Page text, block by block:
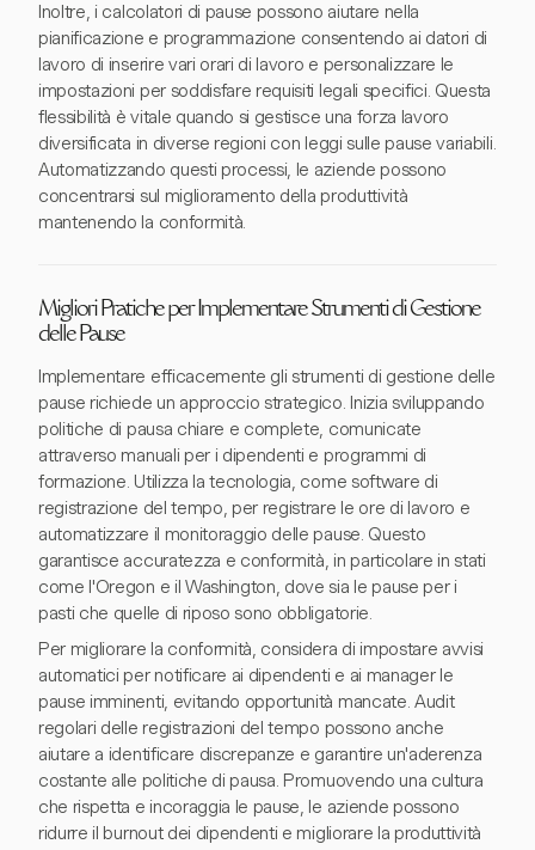
Inoltre, i calcolatori di pause possono aiutare nella
pianificazione e programmazione consentendo ai datori di
lavoro di inserire vari orari di lavoro e personalizzare le
impostazioni per soddisfare requisiti legali specifici. Questa
flessibilità è vitale quando si gestisce una forza lavoro
diversificata in diverse regioni con leggi sulle pause variabili.
Automatizzando questi processi, le aziende possono
concentrarsi sul miglioramento della produttività
mantenendo la conformità.
Migliori Pratiche per Implementare Strumenti di Gestione
delle Pause
Implementare efficacemente gli strumenti di gestione delle
pause richiede un approccio strategico. Inizia sviluppando
politiche di pausa chiare e complete, comunicate
attraverso manuali per i dipendenti e programmi di
formazione. Utilizza la tecnologia, come software di
registrazione del tempo, per registrare le ore di lavoro e
automatizzare il monitoraggio delle pause. Questo
garantisce accuratezza e conformità, in particolare in stati
come l'Oregon e il Washington, dove sia le pause per i
pasti che quelle di riposo sono obbligatorie.
Per migliorare la conformità, considera di impostare avvisi
automatici per notificare ai dipendenti e ai manager le
pause imminenti, evitando opportunità mancate. Audit
regolari delle registrazioni del tempo possono anche
aiutare a identificare discrepanze e garantire un'aderenza
costante alle politiche di pausa. Promuovendo una cultura
che rispetta e incoraggia le pause, le aziende possono
ridurre il burnout dei dipendenti e migliorare la produttività